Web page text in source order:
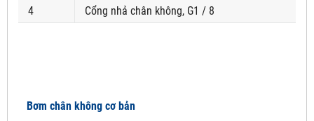
4
Cổng nhả chân không, G1 / 8
Bơm chân không cơ bản